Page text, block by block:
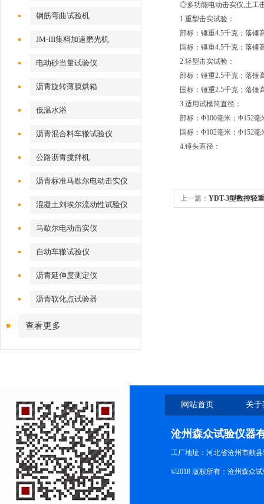
钢筋弯曲试验机
JM-III集料加速磨光机
电动砂当量试验仪
沥青旋转薄膜烘箱
低温水浴
沥青混合料车辙试验仪
公路沥青搅拌机
沥青标准马歇尔电动击实仪
混凝土刘埃尔流动性试验仪
马歇尔电动击实仪
自动车辙试验仪
沥青延伸度测定仪
沥青软化点试验器
查看更多
◎多功能电动击实仪,土工
1.重型击实试验：
部标：锤重4.5千克；落锤
国标：锤重4.5千克；落锤
2.轻型击实试验：
部标：锤重2.5千克；落锤
国标：锤重2.5千克；落锤
3.适用试模筒直径：
部标：Φ100毫米；Φ152毫
国标：Φ102毫米；Φ152毫
4.锤头直径：
上一篇： YDT-3型数控轻
网站首页 关
沧州森众试验仪器
工厂地址：河北省沧州市献
©2018 版权所有：沧州森众